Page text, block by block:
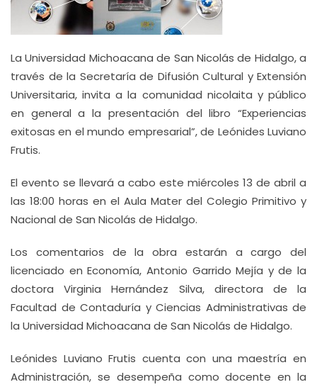
La Universidad Michoacana de San Nicolás de Hidalgo, a
través de la Secretaría de Difusión Cultural y Extensión
Universitaria, invita a la comunidad nicolaita y público
en general a la presentación del libro “Experiencias
exitosas en el mundo empresarial”, de Leónides Luviano
Frutis.
El evento se llevará a cabo este miércoles 13 de abril a
las 18:00 horas en el Aula Mater del Colegio Primitivo y
Nacional de San Nicolás de Hidalgo.
Los comentarios de la obra estarán a cargo del
licenciado en Economía, Antonio Garrido Mejía y de la
doctora Virginia Hernández Silva, directora de la
Facultad de Contaduría y Ciencias Administrativas de
la Universidad Michoacana de San Nicolás de Hidalgo.
Leónides Luviano Frutis cuenta con una maestría en
Administración, se desempeña como docente en la